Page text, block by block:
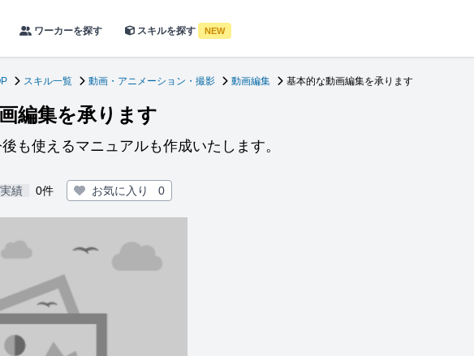
ワーカーを探す スキルを探す NEW
スキル一覧 動画・アニメーション・撮影 動画編集 基本的な動画編集を承ります
編集を承ります
も使えるマニュアルも作成いたします。
績 0件 お気に入り 0